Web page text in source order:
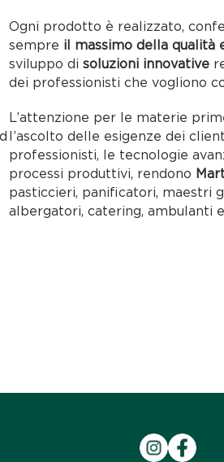
Ogni prodotto è realizzato,
sempre il massimo della qualità
sviluppo di soluzioni innovative
dei professionisti che vogliono
L’attenzione per le materie
l’ascolto delle esigenze dei
professionisti, le tecnologie
processi produttivi, rendono
pasticcieri, panificatori, maestri
albergatori, catering, ambulanti